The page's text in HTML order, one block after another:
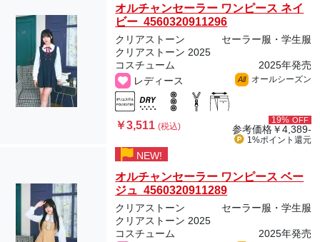
オルチャンセーラー ワンピース ネイ
ビー 4560320911296
クリアストーン
セーラー服・学生服
クリアストーン 2025
コスチューム
2025年発売
レディース
All オールシーズン
￥3,511(税込)
19% OFF
参考価格￥4,389-
1%ポイント 還元
NEW!
オルチャンセーラー ワンピース ベー
ジュ 4560320911289
クリアストーン
セーラー服・学生服
クリアストーン 2025
コスチューム
2025年発売